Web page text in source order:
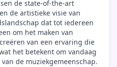
de state-of-the-art
de artistieke visie van
dat tot iedereen
om het maken van
van een ervaring die
het betekent om vandaag
de muziekgemeenschap.